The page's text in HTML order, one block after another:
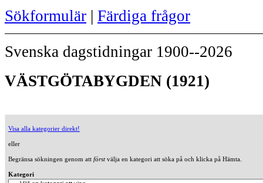
Sökformulär | Färdiga frågor
Svenska dagstidningar 1900--2026
VÄSTGÖTABYGDEN (1921)
Visa alla kategorier direkt!
eller
Begränsa sökningen genom att förstvälja en kategori att söka på och klicka på Hämta.
Kategori